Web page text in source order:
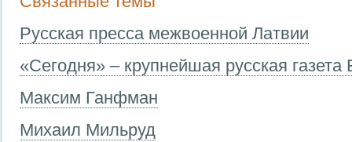
Русская пресса межвоенной Латвии
«Сегодня» – крупнейшая русская газета
Максим Ганфман
Михаил Мильруд